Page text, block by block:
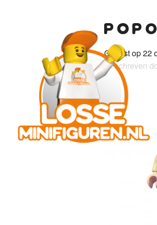
Gepost op 22
Geschreven